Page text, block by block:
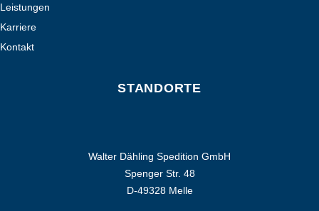
Leistungen
Karriere
Kontakt
STANDORTE
Walter Dähling Spedition GmbH
Spenger Str. 48
D-49328 Melle